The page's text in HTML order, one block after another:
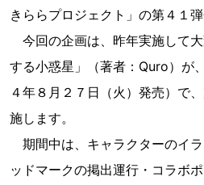
きららプロジェクト」の第４１弾
今回の企画は、昨年実施して
する小惑星」（著者：Quro）が
４年８月２７日（火）発売）で
施します。
期間中は、キャラクターのイ
ッドマークの掲出運行・コラボ